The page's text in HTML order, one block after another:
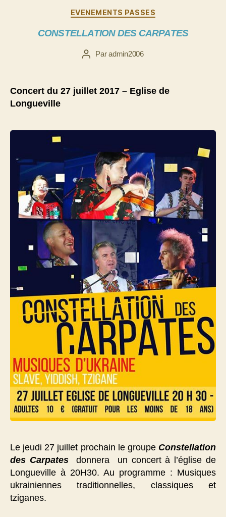
Catégories
EVENEMENTS PASSES
CONSTELLATION DES CARPATES
Auteur
Paradmin2006
Concert du 27 juillet 2017 – Eglise de
Longueville
Le jeudi 27 juillet prochain le groupe Constellation
des Carpates
donnera un concert à l’église de
Longueville à 20H30. Au programme : Musiques
ukrainiennes traditionnelles, classiques et
tziganes.